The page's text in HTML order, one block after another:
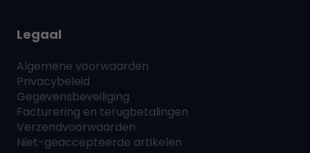
Legaal
Algemene voorwaarden
Privacybeleid
Gegevensbeveiliging
Facturering en terugbetalingen
Verzendvoorwaarden
Niet-geaccepteerde artikelen